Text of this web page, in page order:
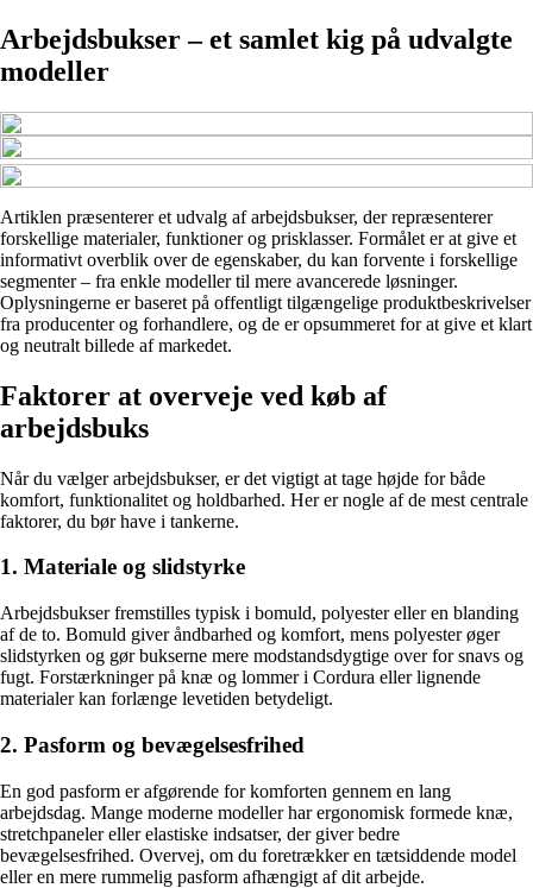
Arbejdsbukser – et samlet kig på udvalgte
modeller
Artiklen præsenterer et udvalg af arbejdsbukser, der repræsenterer
forskellige materialer, funktioner og prisklasser. Formålet er at give et
informativt overblik over de egenskaber, du kan forvente i forskellige
segmenter – fra enkle modeller til mere avancerede løsninger.
Oplysningerne er baseret på offentligt tilgængelige produktbeskrivelser
fra producenter og forhandlere, og de er opsummeret for at give et klart
og neutralt billede af markedet.
Faktorer at overveje ved køb af
arbejdsbuks
Når du vælger arbejdsbukser, er det vigtigt at tage højde for både
komfort, funktionalitet og holdbarhed. Her er nogle af de mest centrale
faktorer, du bør have i tankerne.
1. Materiale og slidstyrke
Arbejdsbukser fremstilles typisk i bomuld, polyester eller en blanding
af de to. Bomuld giver åndbarhed og komfort, mens polyester øger
slidstyrken og gør bukserne mere modstandsdygtige over for snavs og
fugt. Forstærkninger på knæ og lommer i Cordura eller lignende
materialer kan forlænge levetiden betydeligt.
2. Pasform og bevægelsesfrihed
En god pasform er afgørende for komforten gennem en lang
arbejdsdag. Mange moderne modeller har ergonomisk formede knæ,
stretchpaneler eller elastiske indsatser, der giver bedre
bevægelsesfrihed. Overvej, om du foretrækker en tætsiddende model
eller en mere rummelig pasform afhængigt af dit arbejde.